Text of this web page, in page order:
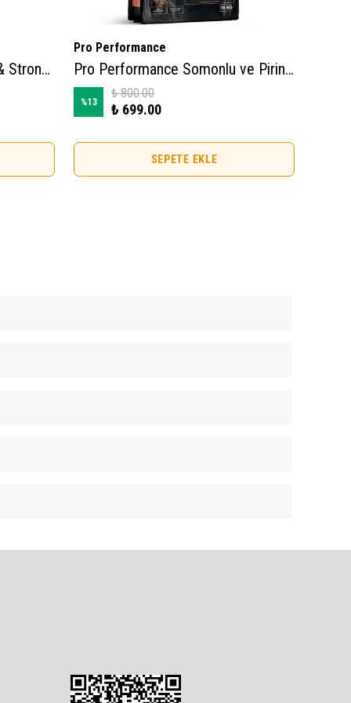
Brit Care Gentle Digestion & Strong Immunity Tahılsız Somonlu Yavru Kedi Maması 2kg
Pro Performance
Pro Performance Somonlu ve Pirinçli Anne Yavru Kedi Maması 2kg
%13
₺ 800.00
₺ 699.00
SEPETE EKLE